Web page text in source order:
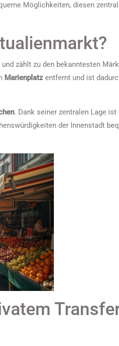
Möglichkeiten, diesen
und zählt zu den bekanntesten
Marienplatz entfernt und ist
. Dank seiner zentralen Lage ist
der Innenstadt